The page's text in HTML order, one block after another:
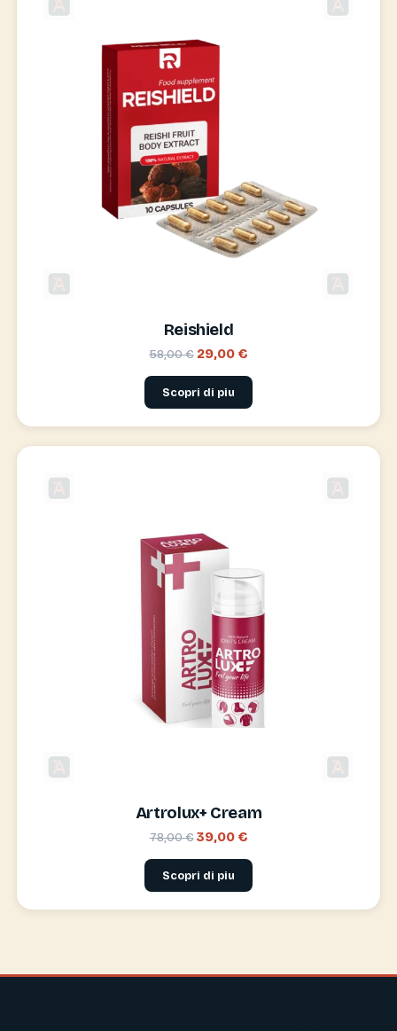
Reishield
58,00 €29,00 €
Scopri di piu
Artrolux+ Cream
78,00 €39,00 €
Scopri di piu